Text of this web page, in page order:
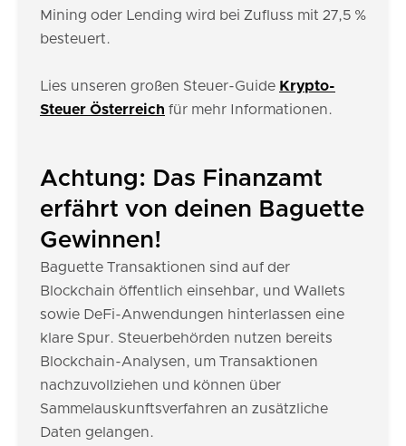
Mining oder Lending wird bei Zufluss mit 27,5 %
besteuert.
Lies unseren großen Steuer-Guide Krypto-
Steuer Österreich für mehr Informationen.
Achtung: Das Finanzamt
erfährt von deinen Baguette
Gewinnen!
Baguette Transaktionen sind auf der
Blockchain öffentlich einsehbar, und Wallets
sowie DeFi-Anwendungen hinterlassen eine
klare Spur. Steuerbehörden nutzen bereits
Blockchain-Analysen, um Transaktionen
nachzuvollziehen und können über
Sammelauskunftsverfahren an zusätzliche
Daten gelangen.